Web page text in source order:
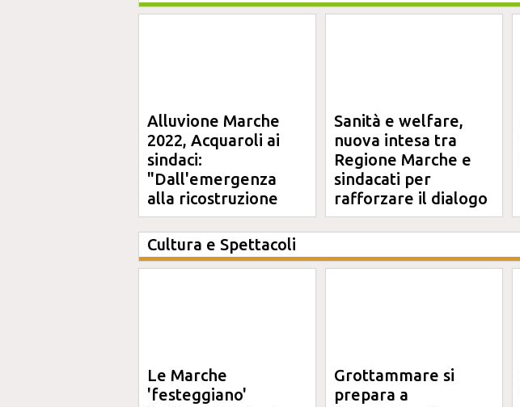
Alluvione Marche
2022, Acquaroli ai
sindaci:
"Dall'emergenza
alla ricostruzione
definitiva"
Sanità e welfare,
nuova intesa tra
Regione Marche e
sindacati per
rafforzare il dialogo
Cultura e Spettacoli
Le Marche
'festeggiano'
Grottammare si
prepara a